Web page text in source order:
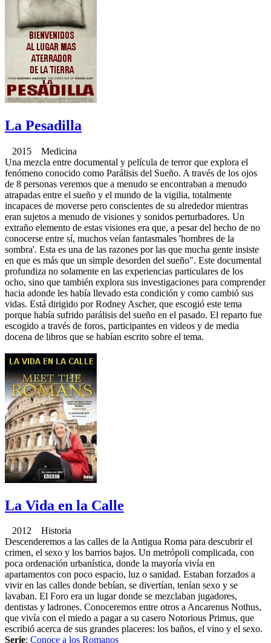
La Pesadilla
2015 Medicina
Una mezcla entre documental y película de terror que explora el
fenómeno conocido como Parálisis del Sueño. A través de los ojos
de 8 personas veremos que a menudo se encontraban a menudo
atrapadas entre el sueño y el mundo de la vigilia, totalmente
incapaces de moverse pero conscientes de su alrededor mientras
eran sujetos a menudo de visiones y sonidos perturbadores. Un
extraño elemento de estas visiones era que, a pesar del hecho de no
conocerse entre sí, muchos veían fantasmales 'hombres de la
sombra'. Esta es una de las razones por las que mucha gente insiste
en que es más que un simple desorden del sueño". Este documental
profundiza no solamente en las experiencias particulares de los
ocho, sino que también explora sus investigaciones para comprender
hacia adonde les había llevado esta condición y como cambió sus
vidas. Está dirigido por Rodney Ascher, que escogió este tema
porque había sufrido parálisis del sueño en el pasado. El reparto fue
escogido a través de foros, participantes en videos y de media
docena de libros que se habían escrito sobre el tema.
La Vida en la Calle
2012 Historia
Descenderemos a las calles de la Antigua Roma para descubrir el
crimen, el sexo y los barrios bajos. Un metrópoli complicada, con
poca ordenación urbanística, donde la mayoría vivía en
apartamentos con poco espacio, luz o sanidad. Estaban forzados a
vivir en las calles donde bebían, se divertían, tenían sexo y se
lavaban. El Foro era un lugar donde se mezclaban jugadores,
dentistas y ladrones. Conoceremos entre otros a Ancarenus Nothus,
que vivía con el miedo a pagar a su casero Notorious Primus, que
escribió acerca de sus grandes placeres: los baños, el vino y el sexo.
Serie: Conoce a los Romanos